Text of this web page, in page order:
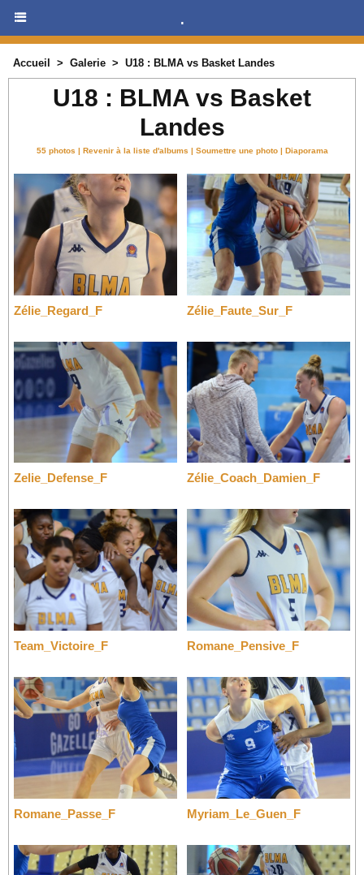
.
Accueil > Galerie > U18 : BLMA vs Basket Landes
U18 : BLMA vs Basket
Landes
55 photos | Revenir à la liste d'albums | Soumettre une photo | Diaporama
Zélie_Regard_F Zélie_Faute_Sur_F
Zelie_Defense_F Zélie_Coach_Damien_F
Team_Victoire_F Romane_Pensive_F
Romane_Passe_F Myriam_Le_Guen_F